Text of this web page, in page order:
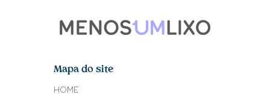
Mapa do site
HOME